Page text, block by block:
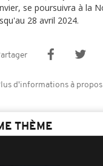
se poursuivra à la
28 avril 2024.
d'informations à
THÈME